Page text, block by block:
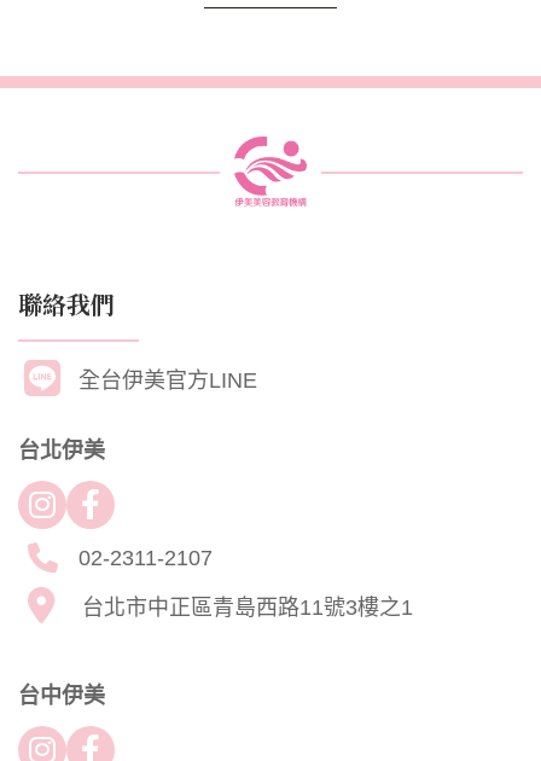
聯絡我們
全台伊美官方LINE
台北伊美
02-2311-2107
台北市中正區青島西路11號3樓之1
台中伊美